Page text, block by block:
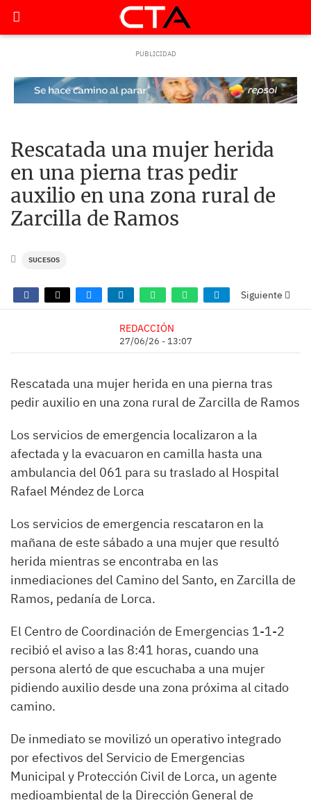
Rescatada una mujer herida
en una pierna tras pedir
auxilio en una zona rural de
Zarcilla de Ramos
SUCESOS
Siguiente
REDACCIÓN
27/06/26 - 13:07
Rescatada una mujer herida en una pierna tras
pedir auxilio en una zona rural de Zarcilla de Ramos
Los servicios de emergencia localizaron a la
afectada y la evacuaron en camilla hasta una
ambulancia del 061 para su traslado al Hospital
Rafael Méndez de Lorca
Los servicios de emergencia rescataron en la
mañana de este sábado a una mujer que resultó
herida mientras se encontraba en las
inmediaciones del Camino del Santo, en Zarcilla de
Ramos, pedanía de Lorca.
El Centro de Coordinación de Emergencias 1-1-2
recibió el aviso a las 8:41 horas, cuando una
persona alertó de que escuchaba a una mujer
pidiendo auxilio desde una zona próxima al citado
camino.
De inmediato se movilizó un operativo integrado
por efectivos del Servicio de Emergencias
Municipal y Protección Civil de Lorca, un agente
medioambiental de la Dirección General de